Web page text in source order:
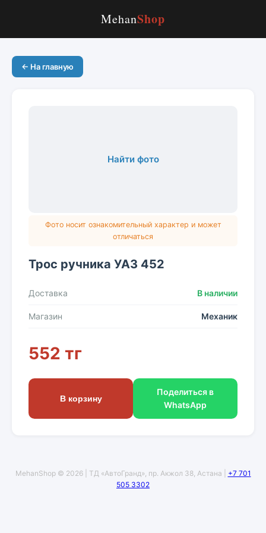
MehanShop
← На главную
Найти фото
Фото носит ознакомительный характер и может
отличаться
Трос ручника УАЗ 452
Доставка В наличии
Магазин Механик
552 тг
В корзину
Поделиться в
WhatsApp
MehanShop © 2026 | ТД «АвтоГранд», пр. Акжол 38, Астана | +7 701
505 3302